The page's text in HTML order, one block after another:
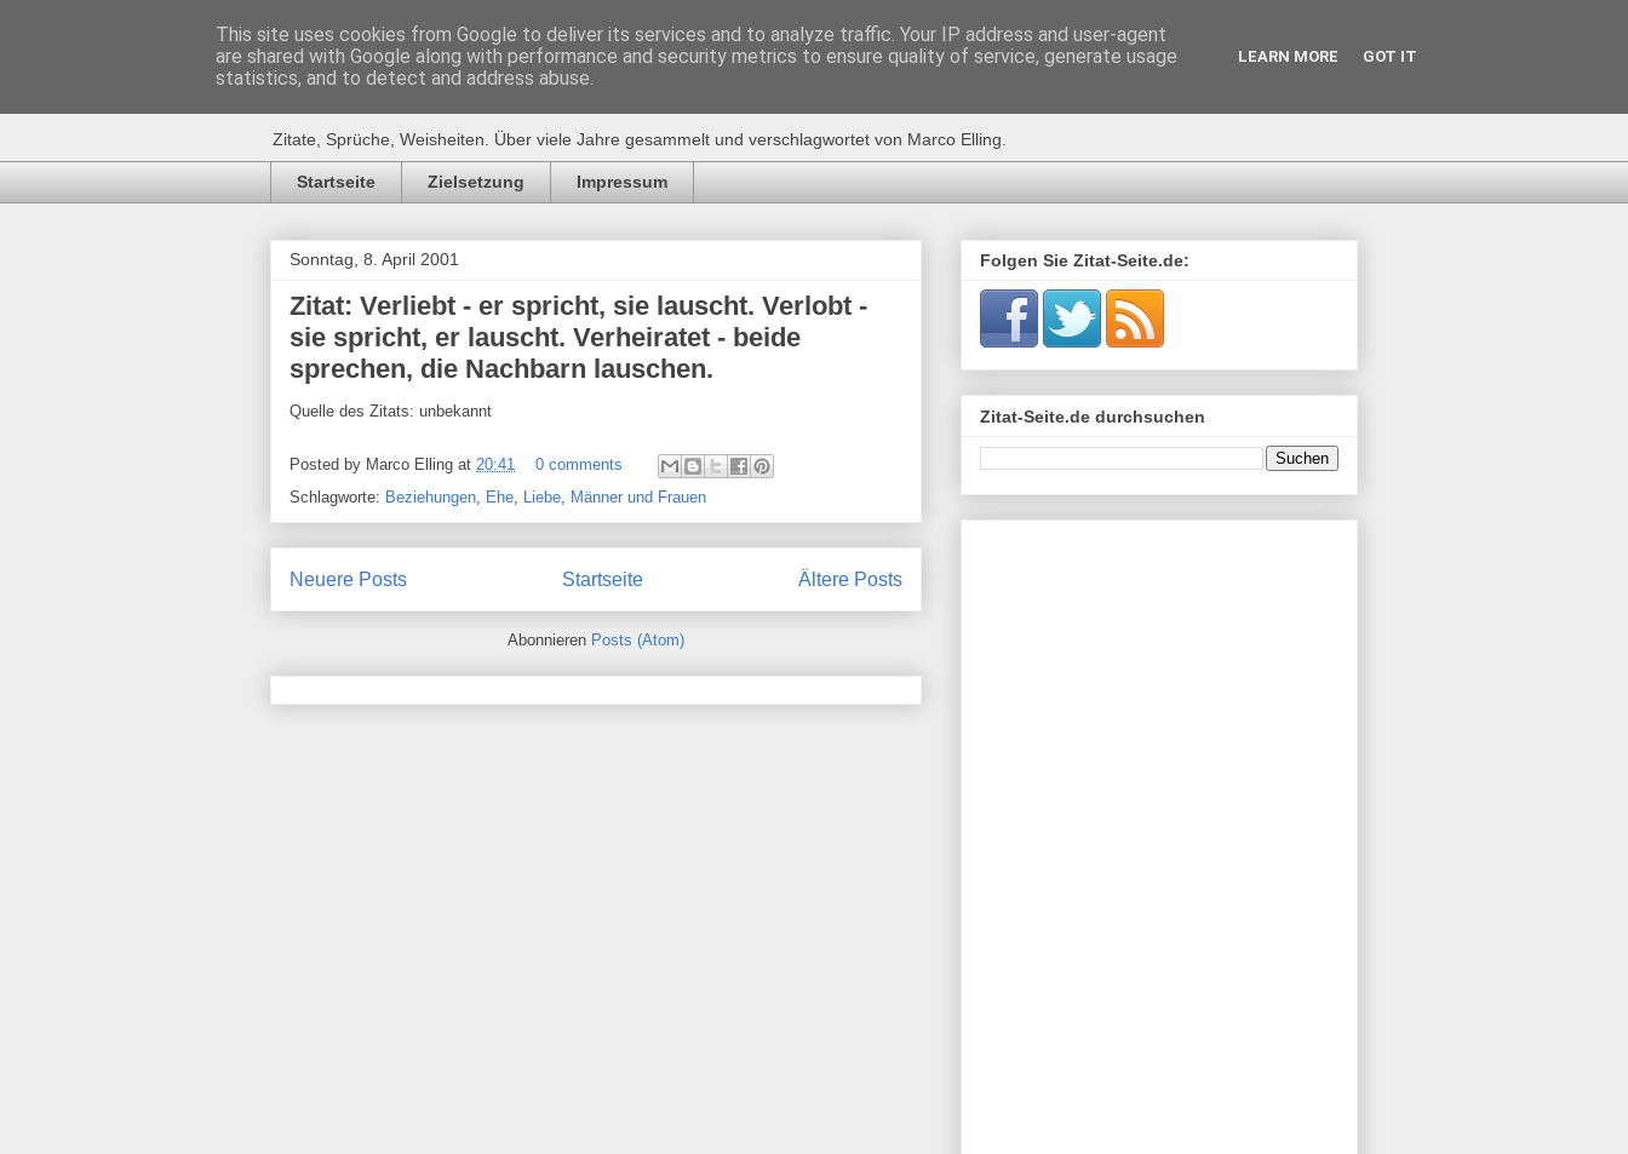
Zitat-Seite.de
Zitate, Sprüche, Weisheiten. Über viele Jahre gesammelt und verschlagwortet von Marco Elling.
Startseite Zielsetzung Impressum
Sonntag, 8. April 2001
Zitat: Verliebt - er spricht, sie lauscht. Verlobt -
sie spricht, er lauscht. Verheiratet - beide
sprechen, die Nachbarn lauschen.
Quelle des Zitats: unbekannt
Posted by Marco Elling at 20:41
0 comments
Schlagworte: Beziehungen Ehe Liebe Männer und Frauen
Neuere Posts Ältere Posts
Startseite
Abonnieren Posts (Atom)
Folgen Sie Zitat-Seite.de:
Zitat-Seite.de durchsuchen
This site uses cookies from Google to deliver its services and to analyze traffic. Your IP address and user-agent
are shared with Google along with performance and security metrics to ensure quality of service, generate usage
statistics, and to detect and address abuse.
LEARN MORE GOT IT